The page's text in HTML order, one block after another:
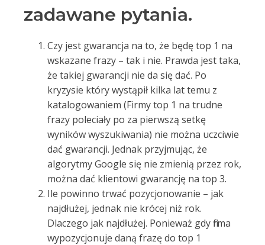
zadawane pytania.
Czy jest gwarancja na to, że będę top 1 na
wskazane frazy – tak i nie. Prawda jest taka,
że takiej gwarancji nie da się dać. Po
kryzysie który wystąpił kilka lat temu z
katalogowaniem (Firmy top 1 na trudne
frazy poleciały po za pierwszą setkę
wyników wyszukiwania) nie można uczciwie
dać gwarancji. Jednak przyjmując, że
algorytmy Google się nie zmienią przez rok,
można dać klientowi gwarancję na top 3.
Ile powinno trwać pozycjonowanie – jak
najdłużej, jednak nie krócej niż rok.
Dlaczego jak najdłużej. Ponieważ gdy firma
wypozycjonuje daną frazę do top 1